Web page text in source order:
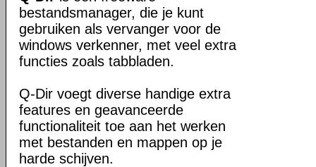
bestandsmanager, die je kunt
gebruiken als vervanger voor de
windows verkenner, met veel extra
functies zoals tabbladen.
Q-Dir voegt diverse handige extra
features en geavanceerde
functionaliteit toe aan het werken
met bestanden en mappen op je
harde schijven.